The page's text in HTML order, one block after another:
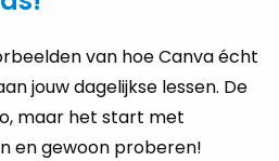
van hoe Canva écht
jouw dagelijkse lessen. De
maar het start met
en gewoon proberen!